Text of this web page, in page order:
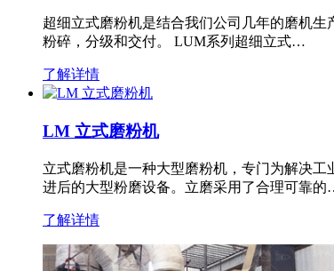
超细立式磨粉机是结合我们公司几年的磨机
粉碎，分级和交付。 LUM系列超细立式…
了解详情
LM 立式磨粉机
立式磨粉机是一种大型磨粉机，专门为解决
进后的大型粉磨设备。立磨采用了合理可靠
了解详情